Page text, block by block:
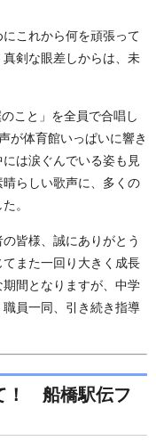
これから何を頑張って
剣な眼差しからは、未
こと」を全員で合唱し
が体育館いっぱいに響き
は涙ぐんでいる姿も見
らしい歌声に、多くの
。
皆様、誠にありがとう
また一回り大きく成長
間となりますが、中学
員一同、引き続き指導
！ 船橋駅伝フ